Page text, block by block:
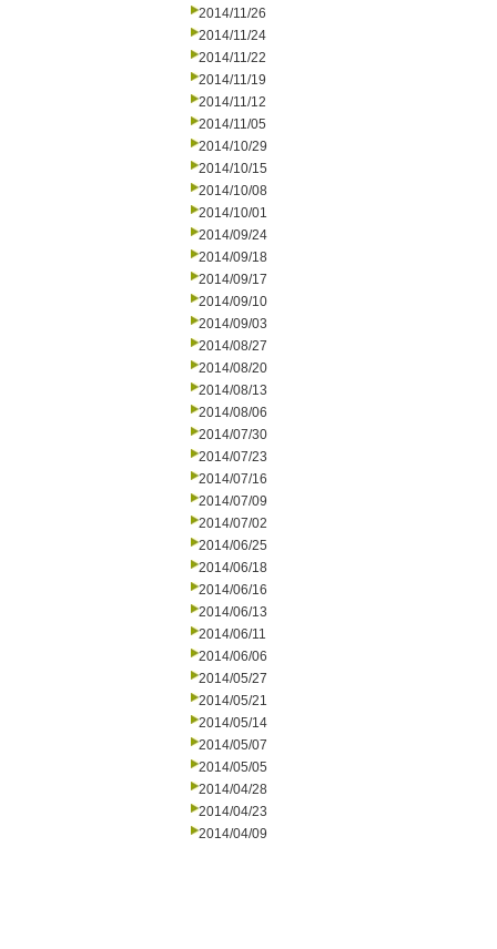
2014/11/26
2014/11/24
2014/11/22
2014/11/19
2014/11/12
2014/11/05
2014/10/29
2014/10/15
2014/10/08
2014/10/01
2014/09/24
2014/09/18
2014/09/17
2014/09/10
2014/09/03
2014/08/27
2014/08/20
2014/08/13
2014/08/06
2014/07/30
2014/07/23
2014/07/16
2014/07/09
2014/07/02
2014/06/25
2014/06/18
2014/06/16
2014/06/13
2014/06/11
2014/06/06
2014/05/27
2014/05/21
2014/05/14
2014/05/07
2014/05/05
2014/04/28
2014/04/23
2014/04/09